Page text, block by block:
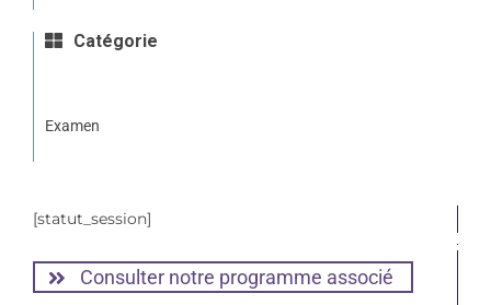
Catégorie
Examen
[statut_session]
Consulter notre programme associé